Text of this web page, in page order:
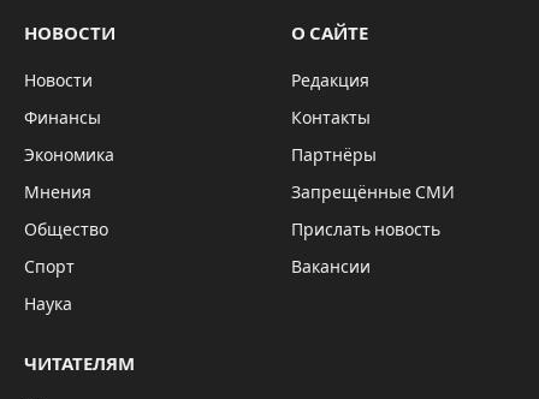
НОВОСТИ
Новости
Финансы
Экономика
Мнения
Общество
Спорт
Наука
О САЙТЕ
Редакция
Контакты
Партнёры
Запрещённые СМИ
Прислать новость
Вакансии
ЧИТАТЕЛЯМ